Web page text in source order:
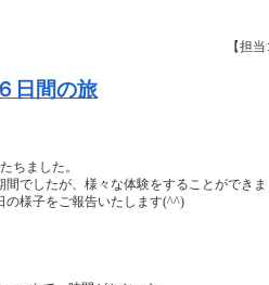
【担
日間の旅
ちました。
でしたが、様々な体験をすることができま
の様子をご報告いたします(^^)